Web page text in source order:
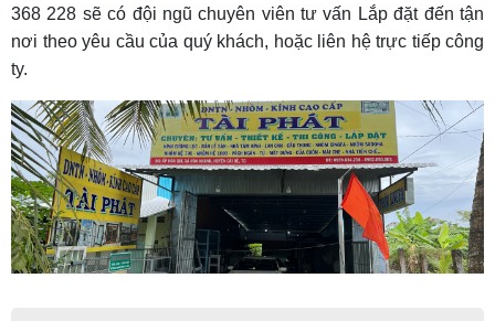
368 228 sẽ có đội ngũ chuyên viên tư vấn Lắp đặt đến tận
nơi theo yêu cầu của quý khách, hoặc liên hệ trực tiếp công
ty.